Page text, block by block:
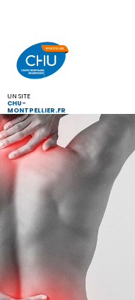
UN SITE
CHU-
MONTPELLIER.FR